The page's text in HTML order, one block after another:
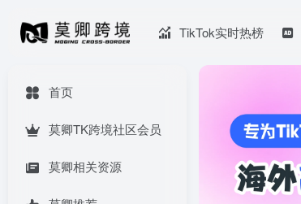
TikTok实时热榜
首页
莫卿TK跨境社区会员
莫卿相关资源